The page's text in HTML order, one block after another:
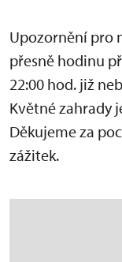
Upozornění pro
přesně hodinu
22:00 hod. již
Květné zahrady
Děkujeme za
zážitek.